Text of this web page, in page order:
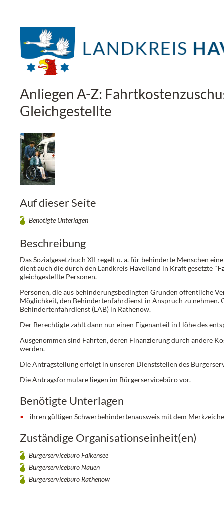
Anliegen A-Z:
Gleichgestellte
Auf dieser Seite
Benötigte Unterlagen
Beschreibung
Das Sozialgesetzbuch XII regelt u. a. für behinderte Menschen
dient auch die durch den Landkreis Havelland in Kraft gesetzte "
gleichgestellte Personen.
Personen, die aus behinderungsbedingten Gründen öffentliche
Möglichkeit, den Behindertenfahrdienst in Anspruch zu
Behindertenfahrdienst (LAB) in Rathenow.
Der Berechtigte zahlt dann nur einen Eigenanteil in Höhe des
Ausgenommen sind Fahrten, deren Finanzierung durch andere
werden.
Die Antragstellung erfolgt in unseren Dienststellen des
Die Antragsformulare liegen im Bürgerservicebüro vor.
Benötigte Unterlagen
ihren gültigen Schwerbehindertenausweis mit dem
Zuständige Organisationseinheit(en)
Bürgerservicebüro Falkensee
Bürgerservicebüro Nauen
Bürgerservicebüro Rathenow